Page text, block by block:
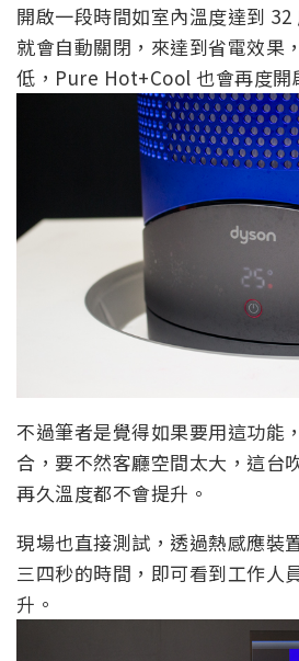
開啟一段時間如室內溫度達到
就會自動關閉，來達到省電效果
低，Pure Hot+Cool 也會再度開
不過筆者是覺得如果要用這功能
合，要不然客廳空間太大，這台
再久溫度都不會提升。
現場也直接測試，透過熱感應裝
三四秒的時間，即可看到工作人
升。